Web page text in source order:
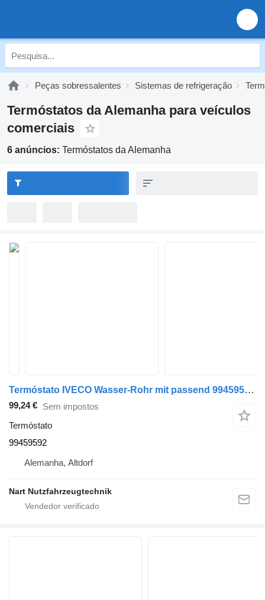
Peças sobressalentes Sistemas de refrigeração
Termóstatos da Alemanha para veículos
comerciais
6 anúncios: Termóstatos da Alemanha
Termóstato IVECO Wasser-Rohr mit passend 99459592 para camião
99,24 € Sem impostos
Termóstato
99459592
Alemanha, Altdorf
Nart Nutzfahrzeugtechnik